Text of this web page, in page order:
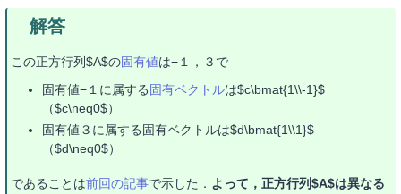
この正方行列$A$の固有値は−１，３で
固有値−１に属する 固有ベクトルは$c\bmat{1\\-1}$
（$c\neq0$）
固有値３に属する固有ベクトルは$d\bmat{1\\1}$
（$d\neq0$）
であることは前回の記事で示した． よって，正方行列$A$は異なる